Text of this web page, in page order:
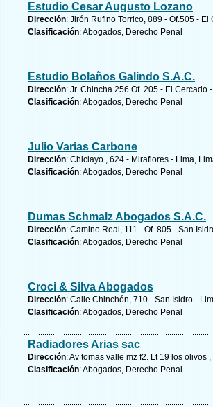
Estudio Cesar Augusto Lozano
Dirección: Jirón Rufino Torrico, 889 - Of.505 -
Clasificación: Abogados, Derecho Penal
Estudio Bolaños Galindo S.A.C.
Dirección: Jr. Chincha 256 Of. 205 - El Cercado
Clasificación: Abogados, Derecho Penal
Julio Varias Carbone
Dirección: Chiclayo , 624 - Miraflores - Lima,
Clasificación: Abogados, Derecho Penal
Dumas Schmalz Abogados S.A.C.
Dirección: Camino Real, 111 - Of. 805 - San
Clasificación: Abogados, Derecho Penal
Croci & Silva Abogados
Dirección: Calle Chinchón, 710 - San Isidro -
Clasificación: Abogados, Derecho Penal
Radiadores Arias sac
Dirección: Av tomas valle mz f2. Lt 19 los olivos
Clasificación: Abogados, Derecho Penal